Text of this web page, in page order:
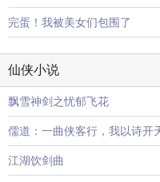
完蛋！我被美女们包围了
仙侠小说
飘雪神剑之忧郁飞花
儒道：一曲侠客行，我以诗开
江湖饮剑曲